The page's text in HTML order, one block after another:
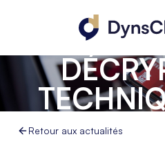
TOUT LE
Retour aux actualités